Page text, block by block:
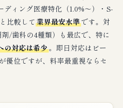
ディング医療特化（1.0%〜）・S-
比較して業界最安水準です。対
/歯科の4種類）も最広で、特に
の対応は希少。即日対応はビー
優位ですが、料率最重視ならセ